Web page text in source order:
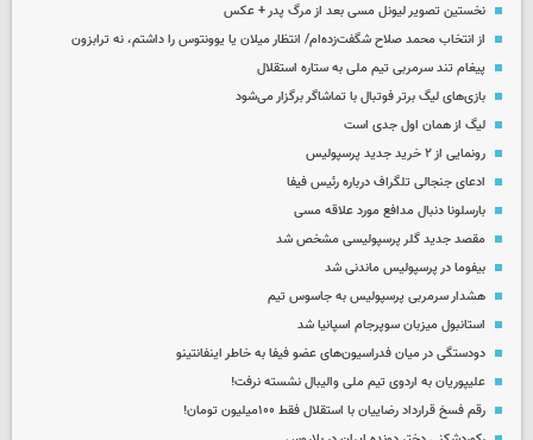
نخستین تصویر لیونل مسی بعد از مرگ پدر + عکس
از انتخاب محمد صلاح شگفت‌زده‌ام/ انتظار میلان یا یوونتوس را داشتم، نه ترابزون
پیغام تند سرمربی تیم ملی به ستاره استقلال
بازی‌های لیگ برتر فوتبال با تماشاگر برگزار می‌شود
لیگ از همان اول جدی است
رونمایی از ۲ خرید جدید پرسپولیس
ادعای جنجالی تلگراف درباره رئیس فیفا
بارسلونا دنبال مدافع مورد علاقه مسی
مقصد جدید گلر پرسپولیسی مشخص شد
بیفوما در پرسپولیس ماندنی شد
هشدار سرمربی پرسپولیس به جاسوس تیم
استانبول میزبان سوپرجام اسپانیا شد
دودستگی در میان فدراسیون‌های عضو فیفا به خاطر اینفانتینو
علیپوریان به اردوی تیم ملی والیبال نشسته نرفت!
رقم فسخ قرارداد رضاییان با استقلال فقط ۱۰۰میلیون تومان!